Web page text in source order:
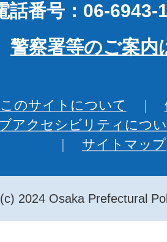
話番号：06-6943-
警察署等のご案内
このサイトについて
アクセシビリティにつ
サイトマップ
2024 Osaka Prefectural